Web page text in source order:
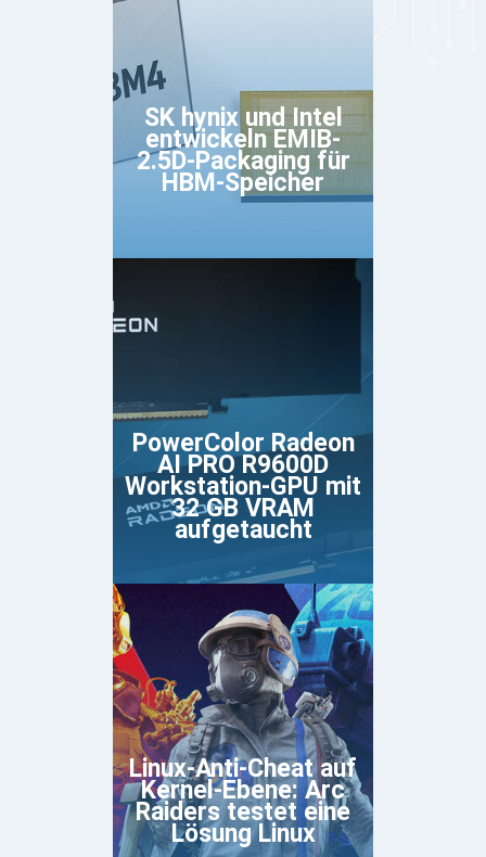
SK hynix und Intel
entwickeln EMIB-
2.5D-Packaging für
HBM-Speicher
PowerColor Radeon
AI PRO R9600D
Workstation-GPU mit
32 GB VRAM
aufgetaucht
Linux-Anti-Cheat auf
Kernel-Ebene: Arc
Raiders testet eine
Lösung Linux